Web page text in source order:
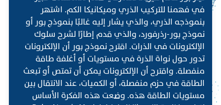
في فهمنا للتركيب الذري وميكانيكا الكم. اشتهر
بنموذجه الذري، والذي يشار إليه غالبًا بنموذج بور أو
نموذج بور-رذرفورد، والذي قدم إطارًا لشرح سلوك
الإلكترونات في الذرات. اقترح نموذج بور أن الإلكترونات
تدور حول نواة الذرة في مستويات أو أغلفة طاقة
منفصلة. واقترح أن الإلكترونات يمكن أن تمتص أو تبعث
الطاقة في حزم منفصلة، أو الكميات، عند الانتقال بين
مستويات الطاقة هذه. وضعت هذه الفكرة الأساس